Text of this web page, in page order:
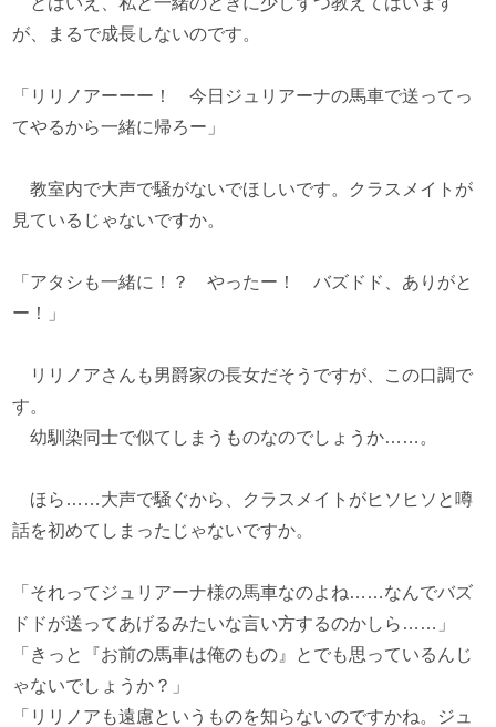
が、まるで成長しないのです。
「リリノアーーー！ 今日ジュリアーナの馬車で送ってっ
てやるから一緒に帰ろー」
教室内で大声で騒がないでほしいです。クラスメイトが
見ているじゃないですか。
「アタシも一緒に！？ やったー！ バズドド、ありがと
ー！」
リリノアさんも男爵家の長女だそうですが、この口調で
す。
幼馴染同士で似てしまうものなのでしょうか……。
ほら……大声で騒ぐから、クラスメイトがヒソヒソと噂
話を初めてしまったじゃないですか。
「それってジュリアーナ様の馬車なのよね……なんでバズ
ドドが送ってあげるみたいな言い方するのかしら……」
「きっと『お前の馬車は俺のもの』とでも思っているんじ
ゃないでしょうか？」
「リリノアも遠慮というものを知らないのですかね。ジュ